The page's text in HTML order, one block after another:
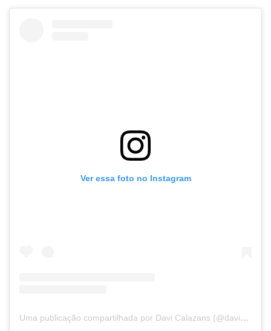
Ver essa foto no Instagram
Uma publicação compartilhada por Davi Calazans (@davicalazans)